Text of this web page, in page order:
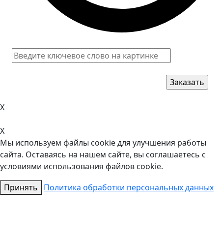
X
X
Мы используем файлы cookie для улучшения работы
сайта. Оставаясь на нашем сайте, вы соглашаетесь с
условиями использования файлов cookie.
Принять
Политика обработки персональных данных